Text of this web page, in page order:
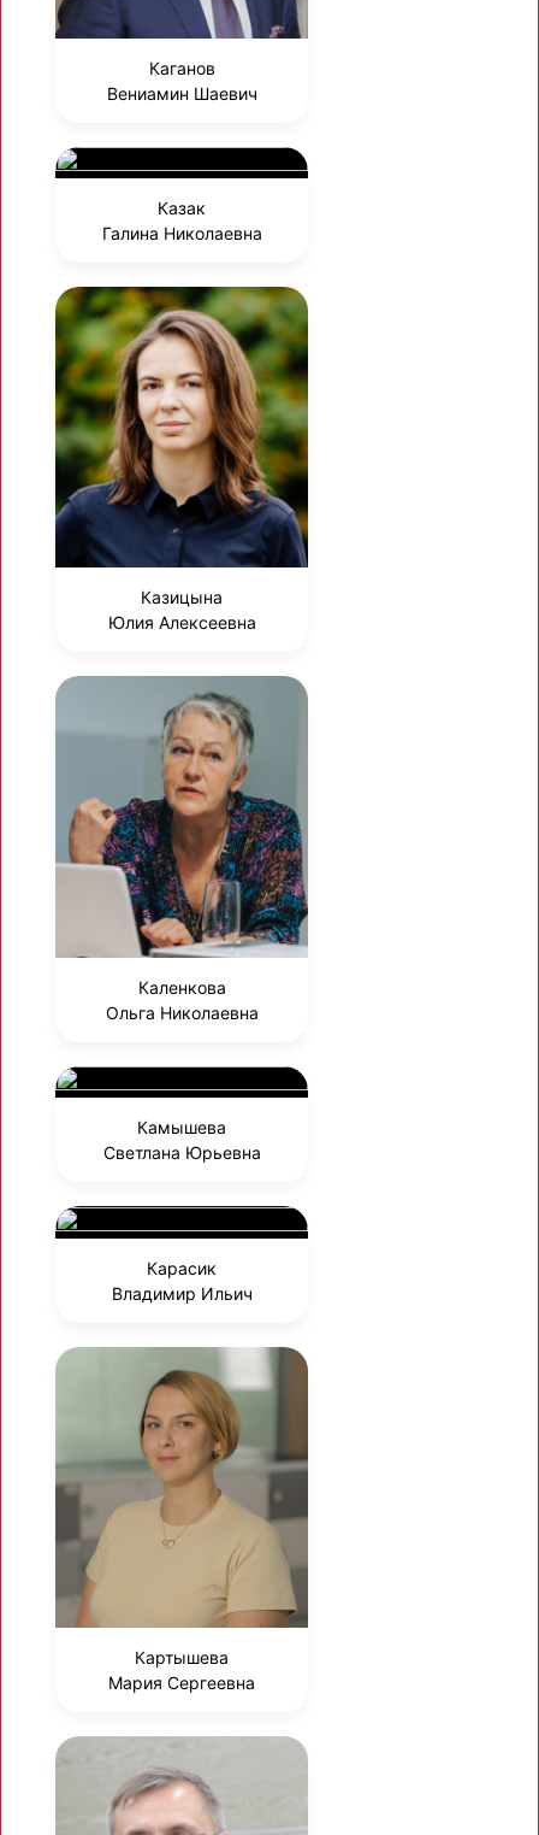
Каганов
Вениамин Шаевич
Казак
Галина Николаевна
Казицына
Юлия Алексеевна
Каленкова
Ольга Николаевна
Камышева
Светлана Юрьевна
Карасик
Владимир Ильич
Картышева
Мария Сергеевна